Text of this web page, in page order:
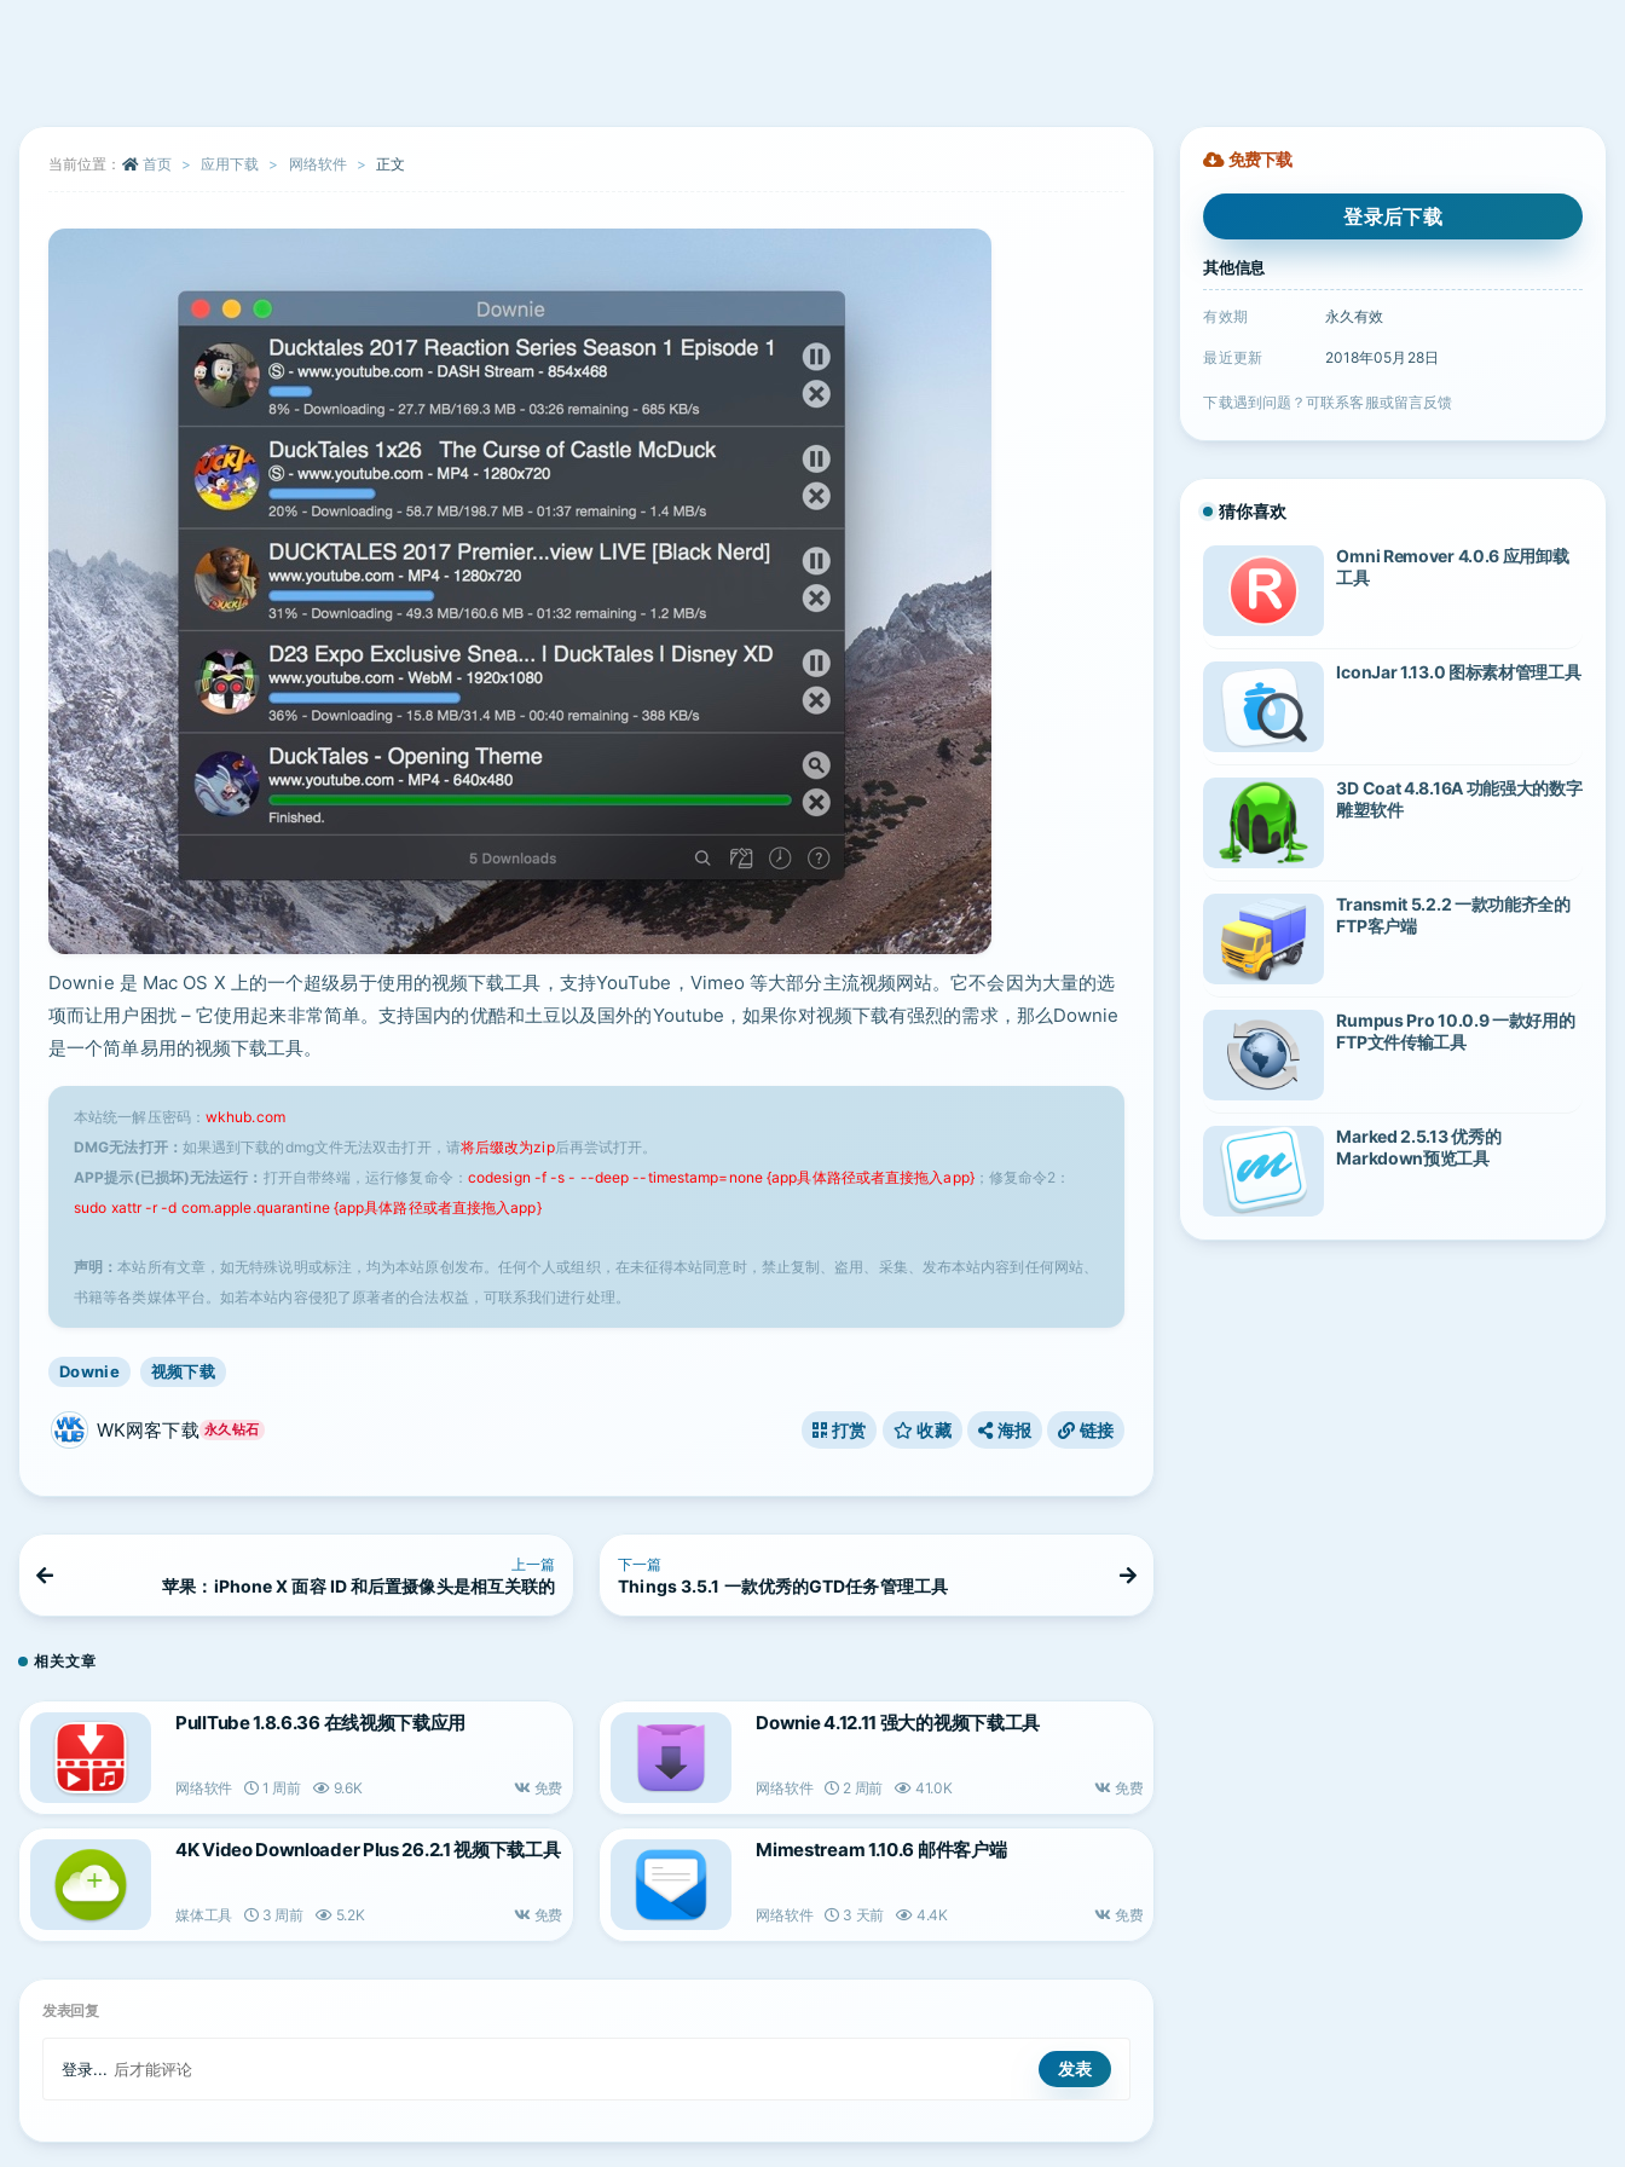
当前位置： 首页 应用下载 网络软件 正文
Downie 是 Mac OS X 上的一个超级易于使用的视频下载工具，支持YouTube，Vimeo 等大部分主流视频网站。它不会因为大量的选
项而让用户困扰 – 它使用起来非常简单。支持国内的优酷和土豆以及国外的Youtube，如果你对视频下载有强烈的需求，那么Downie
是一个简单易用的视频下载工具。
本站统一解压密码： wkhub.com
DMG无法打开： 如果遇到下载的dmg文件无法双击打开，请将后缀改为zip后再尝试打开。
APP提示(已损坏)无法运行： 打开自带终端，运行修复命令： codesign -f -s - --deep --timestamp=none {app具体路径或者直接拖入app}；修复命令2：
sudo xattr -r -d com.apple.quarantine {app具体路径或者直接拖入app}
声明：本站所有文章，如无特殊说明或标注，均为本站原创发布。任何个人或组织，在未征得本站同意时，禁止复制、盗用、采集、发布本站内容到任何网站、
书籍等各类媒体平台。如若本站内容侵犯了原著者的合法权益，可联系我们进行处理。
Downie 视频下载
WK网客下载 永久钻石 打赏 收藏 海报 链接
上一篇
苹果：iPhone X 面容 ID 和后置摄像头是相互关联的
下一篇
Things 3.5.1 一款优秀的GTD任务管理工具
相关文章
PullTube 1.8.6.36 在线视频下载应用
网络软件 1 周前 9.6K 免费
Downie 4.12.11 强大的视频下载工具
网络软件 2 周前 41.0K 免费
4K Video Downloader Plus 26.2.1 视频下载工具
媒体工具 3 周前 5.2K 免费
Mimestream 1.10.6 邮件客户端
网络软件 3 天前 4.4K 免费
发表回复
登录... 后才能评论
免费下载
登录后下载
其他信息
有效期 永久有效
最近更新 2018年05月28日
下载遇到问题？可联系客服或留言反馈
猜你喜欢
Omni Remover 4.0.6 应用卸载
工具
IconJar 1.13.0 图标素材管理工具
3D Coat 4.8.16A 功能强大的数字
雕塑软件
Transmit 5.2.2 一款功能齐全的
FTP客户端
Rumpus Pro 10.0.9 一款好用的
FTP文件传输工具
Marked 2.5.13 优秀的
Markdown预览工具